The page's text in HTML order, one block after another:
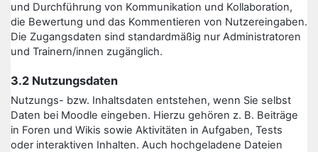
und Durchführung von Kommunikation und Kollaboration,
die Bewertung und das Kommentieren von Nutzereingaben.
Die Zugangsdaten sind standardmäßig nur Administratoren
und Trainern/innen zugänglich.
3.2 Nutzungsdaten
Nutzungs- bzw. Inhaltsdaten entstehen, wenn Sie selbst
Daten bei Moodle eingeben. Hierzu gehören z. B. Beiträge
in Foren und Wikis sowie Aktivitäten in Aufgaben, Tests
oder interaktiven Inhalten. Auch hochgeladene Dateien